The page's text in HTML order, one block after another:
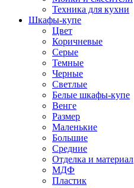
Техника для кухни
Шкафы-купе
Цвет
Коричневые
Серые
Темные
Черные
Светлые
Белые шкафы-купе
Венге
Размер
Маленькие
Большие
Средние
Отделка и материал
МДФ
Пластик